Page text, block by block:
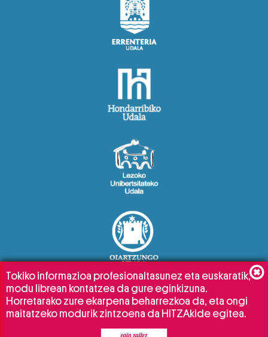
Tokiko informazioa profesionaltasunez eta euskaratik,
modu librean kontatzea da gure eginkizuna.
Horretarako zure ekarpena beharrezkoa da, eta ongi
maitatzeko modurik zintzoena da HITZAkide egitea.